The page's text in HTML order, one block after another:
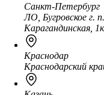
Санкт-Петербург
ЛО, Бугровское г.
Карагандинская,
Краснодар
Краснодарский